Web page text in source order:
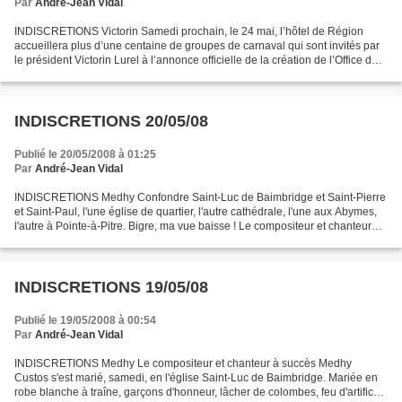
Par André-Jean Vidal
INDISCRETIONS Victorin Samedi prochain, le 24 mai, l’hôtel de Région
accueillera plus d’une centaine de groupes de carnaval qui sont invités par
le président Victorin Lurel à l’annonce officielle de la création de l’Office du
INDISCRETIONS 20/05/08
Publié le 20/05/2008 à 01:25
Par André-Jean Vidal
INDISCRETIONS Medhy Confondre Saint-Luc de Baimbridge et Saint-Pierre
et Saint-Paul, l'une église de quartier, l'autre cathédrale, l'une aux Abymes,
l'autre à Pointe-à-Pitre. Bigre, ma vue baisse ! Le compositeur et chanteur
INDISCRETIONS 19/05/08
Publié le 19/05/2008 à 00:54
Par André-Jean Vidal
INDISCRETIONS Medhy Le compositeur et chanteur à succès Medhy
Custos s'est marié, samedi, en l'église Saint-Luc de Baimbridge. Mariée en
robe blanche à traîne, garçons d'honneur, lâcher de colombes, feu d'artifice